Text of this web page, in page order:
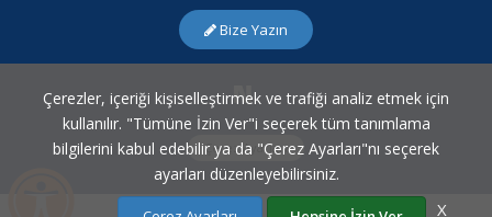
Bize Yazın
Çerez Ayarları
Çerezler, içeriği kişiselleştirmek ve trafiği analiz etmek için
kullanılır. "Tümüne İzin Ver"i seçerek tüm tanımlama
bilgilerini kabul edebilir ya da "Çerez Ayarları"nı seçerek
ayarları düzenleyebilirsiniz.
X